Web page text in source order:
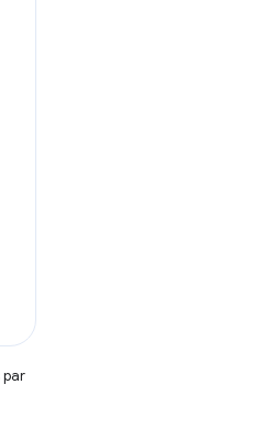
par